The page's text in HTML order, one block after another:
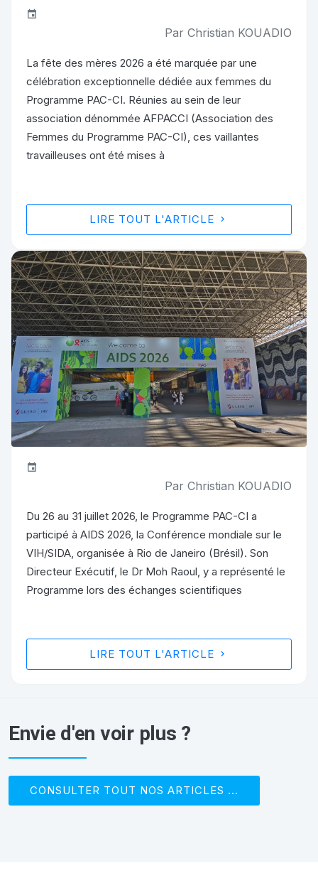
Par Christian KOUADIO
La fête des mères 2026 a été marquée par une
célébration exceptionnelle dédiée aux femmes du
Programme PAC-CI. Réunies au sein de leur
association dénommée AFPACCI (Association des
Femmes du Programme PAC-CI), ces vaillantes
travailleuses ont été mises à
LIRE TOUT L'ARTICLE
Par Christian KOUADIO
Du 26 au 31 juillet 2026, le Programme PAC-CI a
participé à AIDS 2026, la Conférence mondiale sur le
VIH/SIDA, organisée à Rio de Janeiro (Brésil). Son
Directeur Exécutif, le Dr Moh Raoul, y a représenté le
Programme lors des échanges scientifiques
LIRE TOUT L'ARTICLE
Envie d'en voir plus ?
CONSULTER TOUT NOS ARTICLES ...